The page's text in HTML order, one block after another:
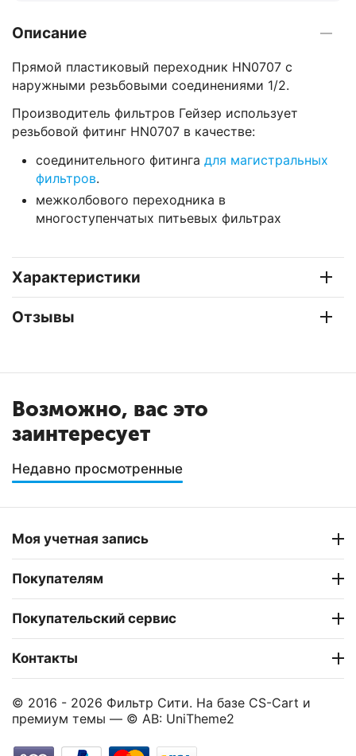
Описание
Прямой пластиковый переходник HN0707 с
наружными резьбовыми соединениями 1/2.
Производитель фильтров Гейзер использует
резьбовой фитинг HN0707 в качестве:
соединительного фитинга для магистральных
фильтров.
межколбового переходника в
многоступенчатых питьевых фильтрах
Характеристики
Отзывы
Возможно, вас это
заинтересует
Недавно просмотренные
Моя учетная запись
Покупателям
Покупательский сервис
Контакты
© 2016 - 2026 Фильтр Сити. На базе CS-Cart и
премиум темы — © AB: UniTheme2